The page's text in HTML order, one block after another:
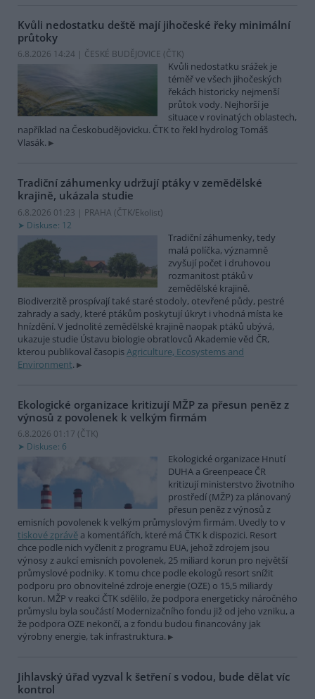
Kvůli nedostatku deště mají jihočeské řeky minimální
průtoky
6.8.2026 14:24 | ČESKÉ BUDĚJOVICE (ČTK)
Kvůli nedostatku srážek je
téměř ve všech jihočeských
řekách historicky nejmenší
průtok vody. Nejhorší je
situace v rovinatých oblastech,
například na Českobudějovicku. ČTK to řekl hydrolog Tomáš
Vlasák.
Tradiční záhumenky udržují ptáky v zemědělské
krajině, ukázala studie
6.8.2026 01:23 | PRAHA (ČTK/Ekolist)
Diskuse: 12
Tradiční záhumenky, tedy
malá políčka, významně
zvyšují počet i druhovou
rozmanitost ptáků v
zemědělské krajině.
Biodiverzitě prospívají také staré stodoly, otevřené půdy, pestré
zahrady a sady, které ptákům poskytují úkryt i vhodná místa ke
hnízdění. V jednolité zemědělské krajině naopak ptáků ubývá,
ukazuje studie Ústavu biologie obratlovců Akademie věd ČR,
kterou publikoval časopisAgriculture, Ecosystems and
Environment.
Ekologické organizace kritizují MŽP za přesun peněz z
výnosů z povolenek k velkým firmám
6.8.2026 01:17 (ČTK)
Diskuse: 6
Ekologické organizace Hnutí
DUHA a Greenpeace ČR
kritizují ministerstvo životního
prostředí (MŽP) za plánovaný
přesun peněz z výnosů z
emisních povolenek k velkým průmyslovým firmám. Uvedly to v
tiskové zprávě a komentářích, které má ČTK k dispozici. Resort
chce podle nich vyčlenit z programu EUA, jehož zdrojem jsou
výnosy z aukcí emisních povolenek, 25 miliard korun pro největší
průmyslové podniky. K tomu chce podle ekologů resort snížit
podporu pro obnovitelné zdroje energie (OZE) o 15,5 miliardy
korun. MŽP v reakci ČTK sdělilo, že podpora energeticky náročného
průmyslu byla součástí Modernizačního fondu již od jeho vzniku, a
že podpora OZE nekončí, a z fondu budou financovány jak
výrobny energie, tak infrastruktura.
Jihlavský úřad vyzval k šetření s vodou, bude dělat víc
kontrol